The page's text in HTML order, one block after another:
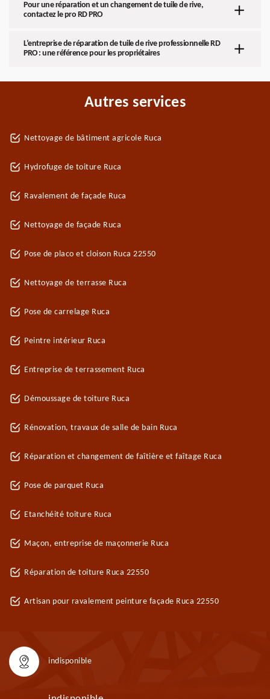
Pour une réparation et un changement de tuile de rive,
contactez le pro RD PRO
L’entreprise de réparation de tuile de rive professionnelle RD
PRO : une référence pour les propriétaires
Autres services
Nettoyage de bâtiment agricole Ruca
Hydrofuge de toiture Ruca
Ravalement de façade Ruca
Nettoyage de façade Ruca
Pose de placo et cloison Ruca 22550
Nettoyage de terrasse Ruca
Pose de carrelage Ruca
Peintre intérieur Ruca
Entreprise de terrassement Ruca
Démoussage de toiture Ruca
Rénovation, travaux de salle de bain Ruca
Réparation et changement de faîtière et faîtage Ruca
Pose de parquet Ruca
Etanchéité toiture Ruca
Maçon, entreprise de maçonnerie Ruca
Réparation de toiture Ruca 22550
Artisan pour ravalement peinture façade Ruca 22550
indisponible